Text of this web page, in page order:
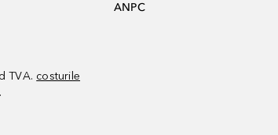
TVA. costurile
ANPC